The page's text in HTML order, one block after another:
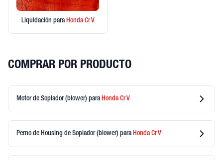
Liquidación paraHondaCr V
COMPRAR POR PRODUCTO
Motor de Soplador (blower) para HondaCr V
Perno de Housing de Soplador (blower) para HondaCr V